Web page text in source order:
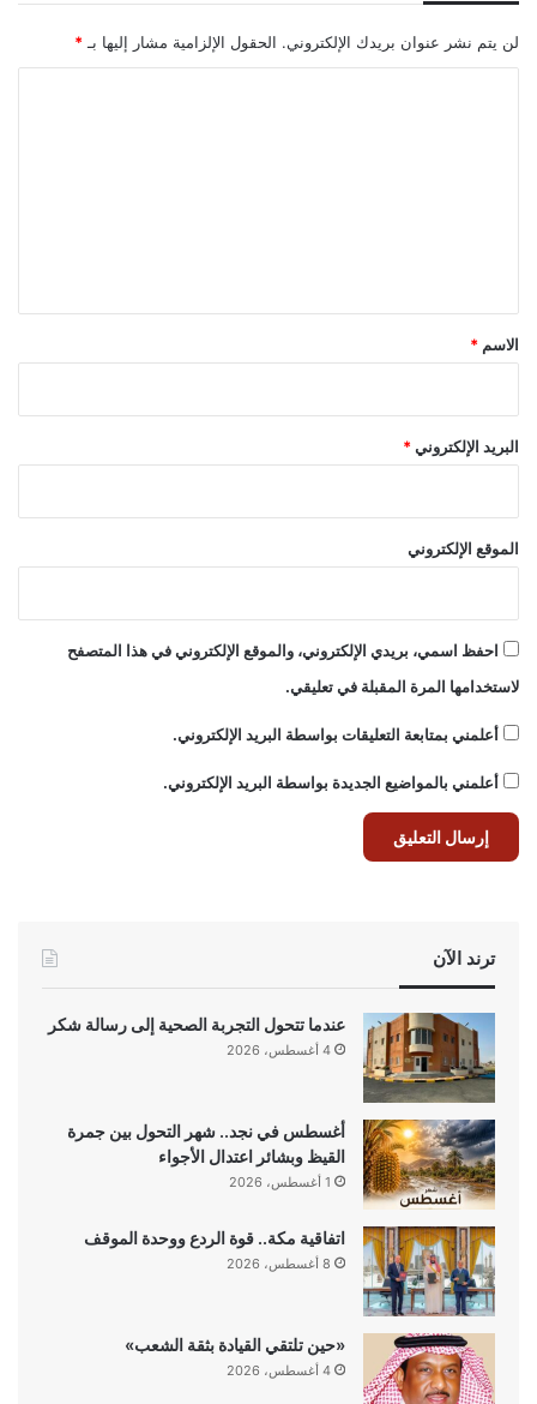
لن يتم نشر عنوان بريدك الإلكتروني. الحقول الإلزامية مشار إليها بـ *
*
الاسم *
البريد الإلكتروني*
الموقع الإلكتروني
احفظ اسمي، بريدي الإلكتروني، والموقع الإلكتروني في هذا المتصفح
لاستخدامها المرة المقبلة في تعليقي.
أعلمني بمتابعة التعليقات بواسطة البريد الإلكتروني.
أعلمني بالمواضيع الجديدة بواسطة البريد الإلكتروني.
ترند الآن
عندما تتحول التجربة الصحية إلى رسالة شكر
4 أغسطس، 2026
أغسطس في نجد.. شهر التحول بين جمرة
القيظ وبشائر اعتدال الأجواء
1 أغسطس، 2026
اتفاقية مكة.. قوة الردع ووحدة الموقف
8 أغسطس، 2026
«حين تلتقي القيادة بثقة الشعب»
4 أغسطس، 2026